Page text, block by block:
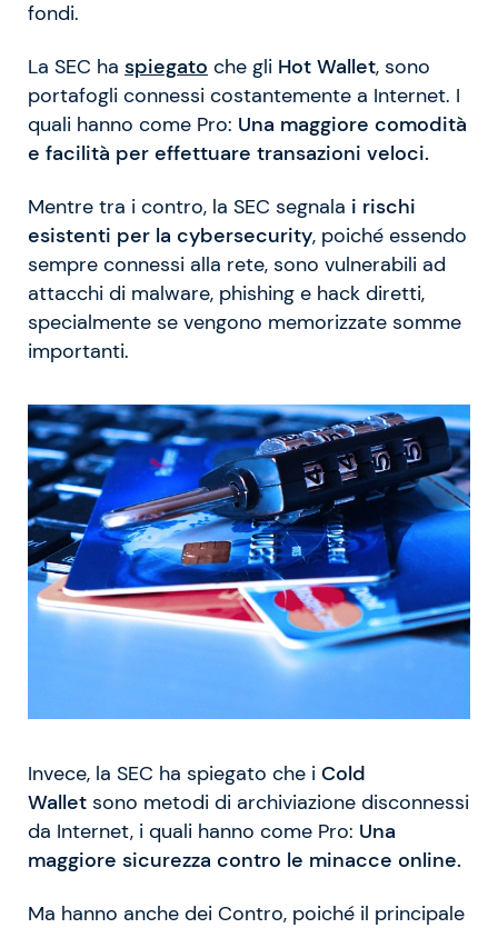
fondi.
La SEC ha spiegato che gli Hot Wallet, sono
portafogli connessi costantemente a Internet. I
quali hanno come Pro: Una maggiore comodità
e facilità per effettuare transazioni veloci.
Mentre tra i contro, la SEC segnala i rischi
esistenti per la cybersecurity, poiché essendo
sempre connessi alla rete, sono vulnerabili ad
attacchi di malware, phishing e hack diretti,
specialmente se vengono memorizzate somme
importanti.
Invece, la SEC ha spiegato che i Cold
Wallet sono metodi di archiviazione disconnessi
da Internet, i quali hanno come Pro: Una
maggiore sicurezza contro le minacce online.
Ma hanno anche dei Contro, poiché il principale